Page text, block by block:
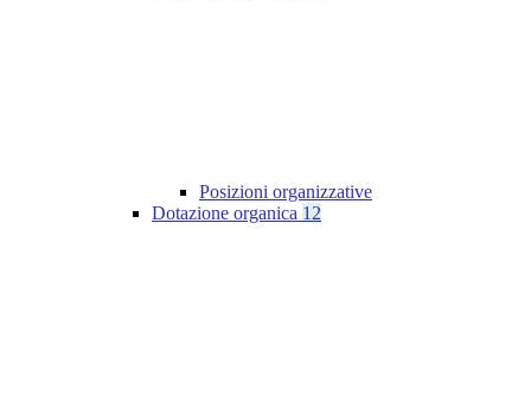
Posizioni organizzative
Dotazione organica 12